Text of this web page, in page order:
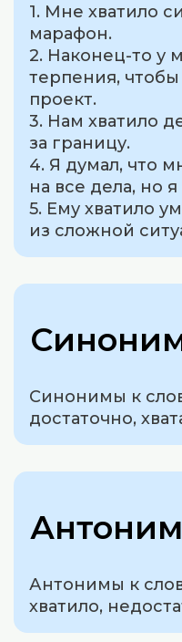
1. Мне хватило
марафон.
2. Наконец-то у
терпения, чтобы
проект.
3. Нам хватило
за границу.
4. Я думал, что
на все дела, но
5. Ему хватило
из сложной
Синонимы к
достаточно,
Антонимы к
хватило,